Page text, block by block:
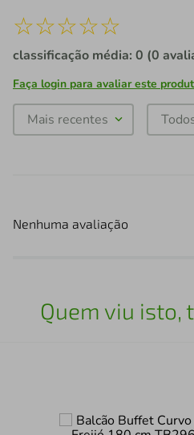
☆☆☆☆☆
classificação média: 0 (0
Faça login para avaliar este
Mais recentes
Nenhuma avaliação
Quem viu isto,